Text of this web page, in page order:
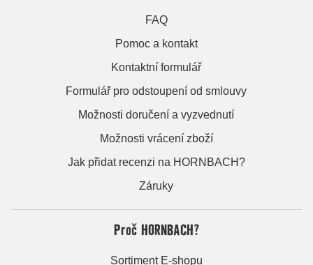
FAQ
Pomoc a kontakt
Kontaktní formulář
Formulář pro odstoupení od smlouvy
Možnosti doručení a vyzvednutí
Možnosti vrácení zboží
Jak přidat recenzi na HORNBACH?
Záruky
Proč HORNBACH?
Sortiment E-shopu